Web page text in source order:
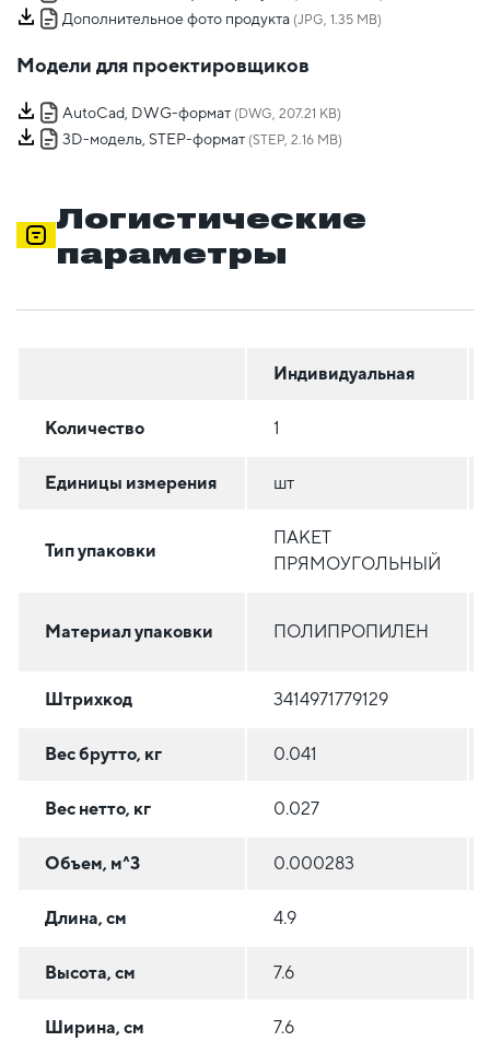
Дополнительное фото продукта (JPG, 1.35 MB)
Модели для проектировщиков
AutoCad, DWG-формат (DWG, 207.21 KB)
3D-модель, STEP-формат (STEP, 2.16 MB)
Логистические
параметры
Индивидуальная
Количество 1
Единицы измерения шт
Тип упаковки
ПАКЕТ
ПРЯМОУГОЛЬНЫЙ
Материал упаковки ПОЛИПРОПИЛЕН
Штрихкод 3414971779129
Вес брутто, кг 0.041
Вес нетто, кг 0.027
Объем, м^3 0.000283
Длина, см 4.9
Высота, см 7.6
Ширина, см 7.6